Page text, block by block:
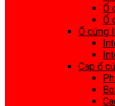
Ổ
Ổ
Ổ cứng
Cap ổ